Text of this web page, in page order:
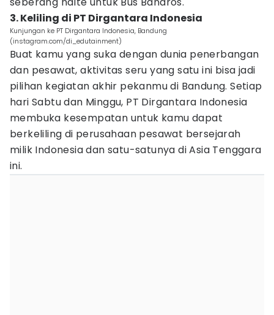
3. Keliling di PT Dirgantara Indonesia
Kunjungan ke PT Dirgantara Indonesia, Bandung
(instagram.com/di_edutainment)
Buat kamu yang suka dengan dunia penerbangan
dan pesawat, aktivitas seru yang satu ini bisa jadi
pilihan kegiatan akhir pekanmu di Bandung. Setiap
hari Sabtu dan Minggu, PT Dirgantara Indonesia
membuka kesempatan untuk kamu dapat
berkeliling di perusahaan pesawat bersejarah
milik Indonesia dan satu-satunya di Asia Tenggara
ini.